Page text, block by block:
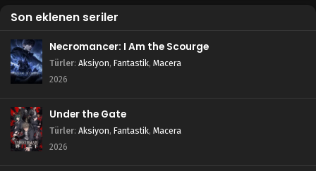
Son eklenen seriler
Necromancer: I Am the Scourge
Türler: Aksiyon, Fantastik, Macera
2026
Under the Gate
Türler: Aksiyon, Fantastik, Macera
2026